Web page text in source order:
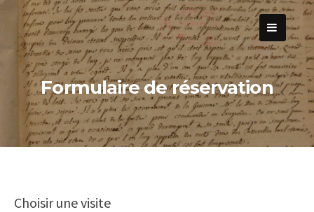
Passer
contenu
Formulaire de réservation
Choisir une visite